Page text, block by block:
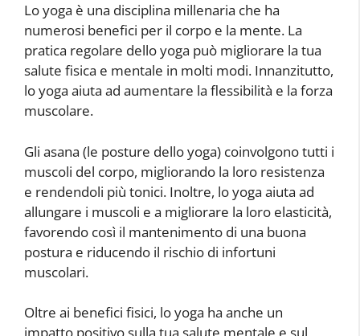
Lo yoga è una disciplina millenaria che ha
numerosi benefici per il corpo e la mente. La
pratica regolare dello yoga può migliorare la tua
salute fisica e mentale in molti modi. Innanzitutto,
lo yoga aiuta ad aumentare la flessibilità e la forza
muscolare.
Gli asana (le posture dello yoga) coinvolgono tutti i
muscoli del corpo, migliorando la loro resistenza
e rendendoli più tonici. Inoltre, lo yoga aiuta ad
allungare i muscoli e a migliorare la loro elasticità,
favorendo così il mantenimento di una buona
postura e riducendo il rischio di infortuni
muscolari.
Oltre ai benefici fisici, lo yoga ha anche un